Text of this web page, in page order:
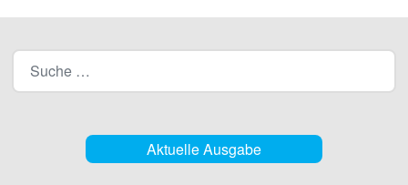
Aktuelle Ausgabe